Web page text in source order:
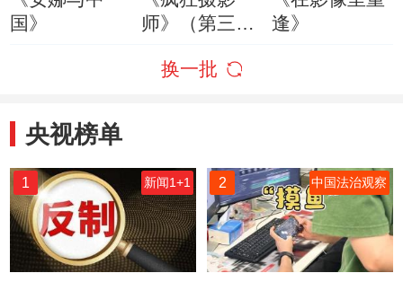
国》
师》（第三
逢》
换一批
央视榜单
1 新闻1+1 2 中国法治观察